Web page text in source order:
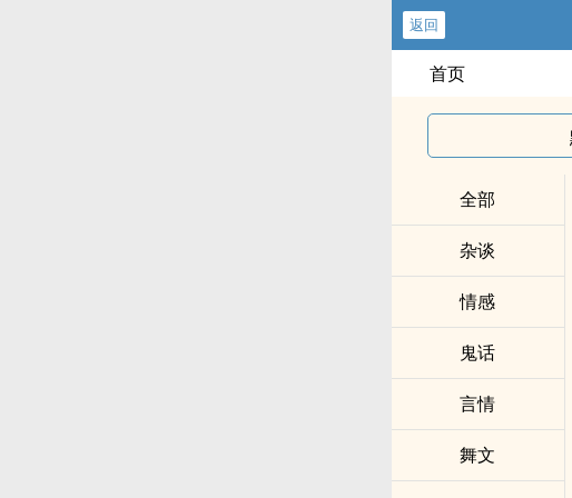
返回
首页
全部
杂谈
情感
鬼话
言情
舞文